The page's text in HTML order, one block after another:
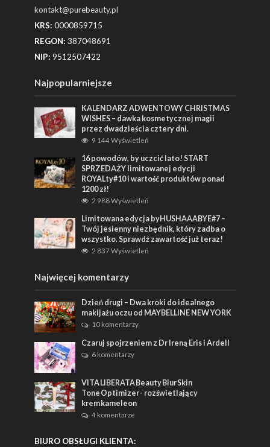
kontakt@purebeauty.pl
KRS: 0000859715
REGON: 387048691
NIP: 9512507422
Najpopularniejsze
KALENDARZ ADWENTOWY CHRISTMAS
WISHES – dawka kosmetycznej magii
przez dwadzieścia cztery dni.
9 144 Wyświetleń
16 powodów, by uczcić lato! START
SPRZEDAŻY limitowanej edycji
ROYALty#10 i wartość produktów ponad
1200 zł!
2 988 Wyświetleń
Limitowana edycja byHUSHAAABYE#7 –
Twój jesienny niezbędnik, który zadba o
wszystko. Sprawdź zawartość już teraz!
2 837 Wyświetleń
Najwięcej komentarzy
Dzień drugi – Dwa kroki do idealnego
makijażu oczu od MAYBELLINE NEW YORK
10 komentarzy
Czaruj spojrzeniem z Dr Ireną Eris i Ardell
6 komentarzy
VITA LIBERATA Beauty Blur Skin
Tone Optimizer - rozświetlający
krem kameleon
4 komentarze
BIURO OBSŁUGI KLIENTA: